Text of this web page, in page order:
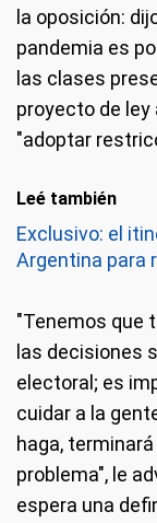
la oposición:
pandemia es
las clases
proyecto de ley
"adoptar
Leé también
Exclusivo: el
Argentina para
"Tenemos que
las decisiones
electoral; es
cuidar a la
haga,
problema", le
espera una